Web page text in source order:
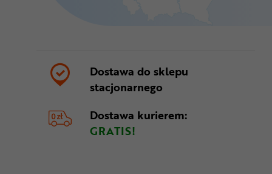
Dostawa do sklepu
stacjonarnego
Dostawa kurierem:
GRATIS!